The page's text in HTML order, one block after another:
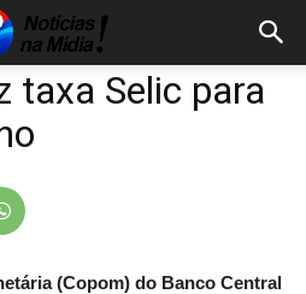
taxa Selic para
(Copom) do Banco Central